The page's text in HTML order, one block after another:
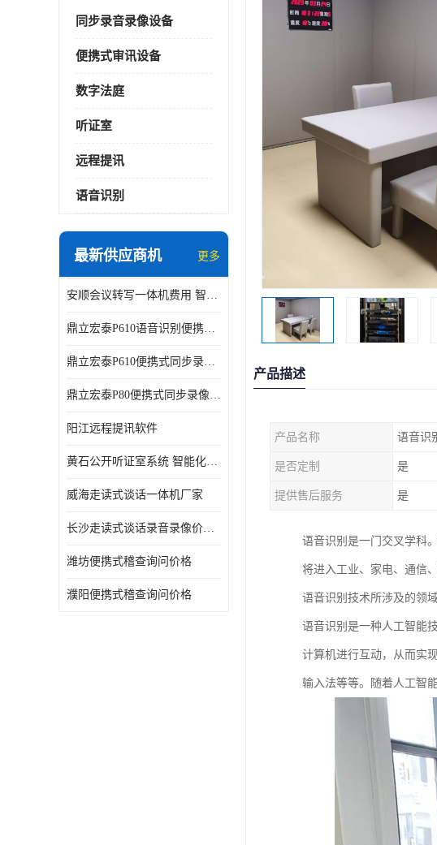
同步录音录像设备
便携式审讯设备
数字法庭
听证室
远程提讯
语音识别
最新供应商机 更多
安顺会议转写一体机费用 智能化水平
鼎立宏泰P610语音识别便携式同步录像设备支持双光驱加硬盘同步实时刻录哈希值加密画面合成远程指挥电子笔录温湿度音视频采集视频显示等功能于一体的移动办案终端
鼎立宏泰P610便携式同步录像设备支持双光驱加硬盘同步实时刻录哈希值加密画面合成远程指挥电子笔录温湿度音视频采集视频显示等功能于一体的移动办案终端
鼎立宏泰P80便携式同步录像设备支持双光驱加硬盘同步实时刻录哈希值加密画面合成远程指挥电子笔录温湿度音视频采集视频显示等功能于一体的移动办案终端
阳江远程提讯软件
黄石公开听证室系统 智能化水平
威海走读式谈话一体机厂家
长沙走读式谈话录音录像价格 高清录屏模式
潍坊便携式稽查询问价格
濮阳便携式稽查询问价格
产品描述
产品名称 语音识
是否定制 是
提供售后服务 是
语音识别是一门交叉学科
将进入工业、家电、通信
语音识别技术所涉及的领
语音识别是一种人工智能
计算机进行互动，从而实
输入法等等。随着人工智